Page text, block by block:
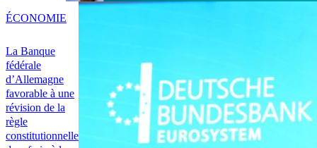
La Banque
fédérale
d’Allemagne
favorable à une
révision de la
règle
constitutionnelle
ÉCONOMIE